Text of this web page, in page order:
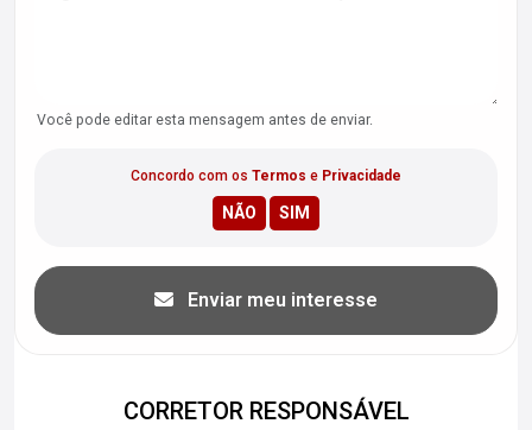
Você pode editar esta mensagem antes de enviar.
Concordo com os Termos e Privacidade
Enviar meu interesse
CORRETOR RESPONSÁVEL